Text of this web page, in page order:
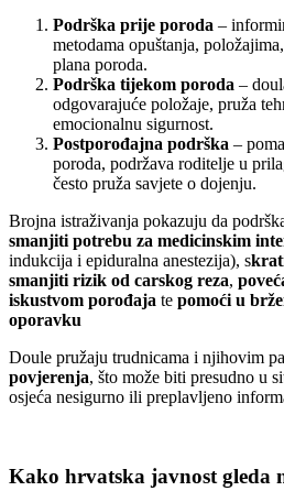
Podrška prije poroda –
metodama opuštanja,
plana poroda.
Podrška tijekom poroda –
odgovarajuće položaje, pruža
emocionalnu sigurnost.
Postporođajna podrška –
poroda, podržava roditelje u
često pruža savjete o dojenju.
Brojna istraživanja pokazuju da
smanjiti potrebu za medicinskim
indukcija i epiduralna anestezija), s
smanjiti rizik od carskog reza,
iskustvom porođaja te pomoći u
oporavku
Doule pružaju trudnicama i njihovim
povjerenja, što može biti presudno u
osjeća nesigurno ili preplavljeno
Kako hrvatska javnost gleda